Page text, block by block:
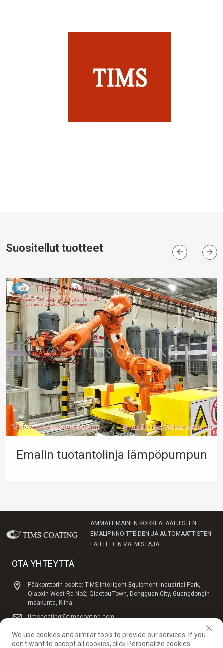
Suositellut tuotteet
Emalin tuotantolinja lämpöpumpun
AMMATTIMAINEN KORKEALAATUISTEN
EMALIPINNOITTEIDEN JA AUTOMAATTISTEN
LAITTEIDEN VALMISTAJA
OTA YHTEYTTÄ
Pääkonttorin osoite: TIMS Intelligent Equipment Industrial Park,
Qiaoxin West Rd No2, Qiaotou Town, Dongguan City, Guangdongin
maakunta, Kiina
timscoating@timscoating.com
+86 13923785098，+86 076981028676
We use cookies and similar tools to provide our services. If you
don't want to accept all cookies, click Personalize cookies.